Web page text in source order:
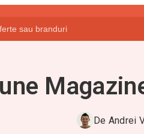
De Andrei